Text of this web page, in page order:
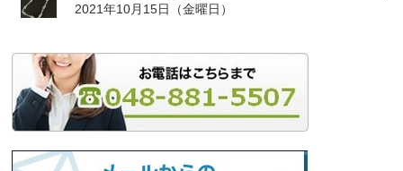
2021年10月15日（金曜日）